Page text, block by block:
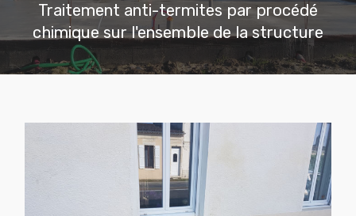
Traitement anti-termites par procédé
chimique sur l'ensemble de la structure